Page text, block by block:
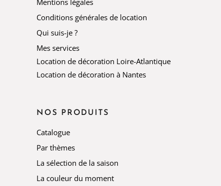
Conditions générales de location
Qui suis-je ?
Mes services
Location de décoration Loire-Atlantique
Location de décoration à Nantes
NOS PRODUITS
Catalogue
Par thèmes
La sélection de la saison
La couleur du moment